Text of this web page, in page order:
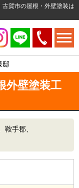
賀市の屋根・外壁塗装は
邸
外壁塗装工
鞍手郡